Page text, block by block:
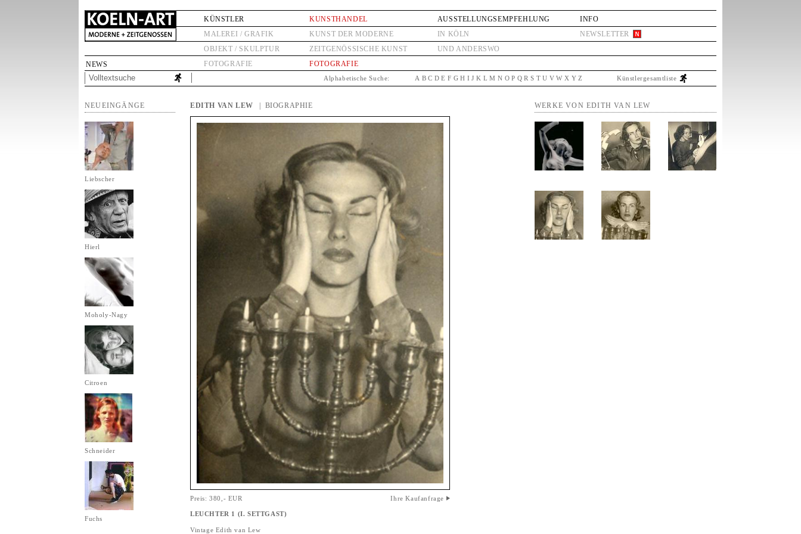
NEWS
KÜNSTLER
MALEREI / GRAFIK
OBJEKT / SKULPTUR
FOTOGRAFIE
KUNSTHANDEL
KUNST DER MODERNE
ZEITGENÖSSISCHE KUNST
FOTOGRAFIE
AUSSTELLUNGSEMPFEHLUNG
IN KÖLN
UND ANDERSWO
INFO
NEWSLETTER
Alphabetische Suche: A B C D E F G H I J K L M N O P Q R S T U V W X Y Z Künstlergesamtliste
NEUEINGÄNGE
Liebscher
Hierl
Moholy-Nagy
Citroen
Schneider
Fuchs
EDITH VAN LEW | BIOGRAPHIE
Preis: 380,- EUR Ihre Kaufanfrage
LEUCHTER 1 (I. SETTGAST)
Vintage Edith van Lew
WERKE VON EDITH VAN LEW